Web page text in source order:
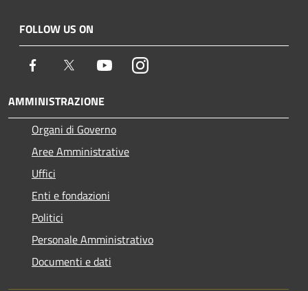
FOLLOW US ON
Facebook Twitter YoutubeInstagram
AMMINISTRAZIONE
Organi di Governo
Aree Amministrative
Uffici
Enti e fondazioni
Politici
Personale Amministrativo
Documenti e dati